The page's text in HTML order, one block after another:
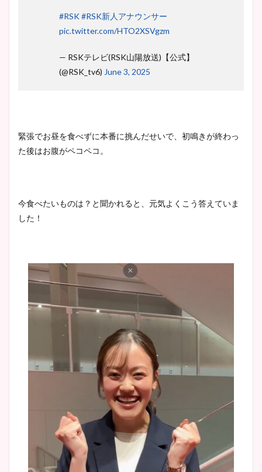
#RSK#RSK新人アナウンサー
pic.twitter.com/HTO2XSVgzm
— RSKテレビ(RSK山陽放送)【公式】
(@RSK_tv6) June 3, 2025
緊張でお昼を食べずに本番に挑んだせいで、初鳴きが終わっ
た後はお腹がペコペコ。
今食べたいものは？と聞かれると、元気よくこう答えていま
した！